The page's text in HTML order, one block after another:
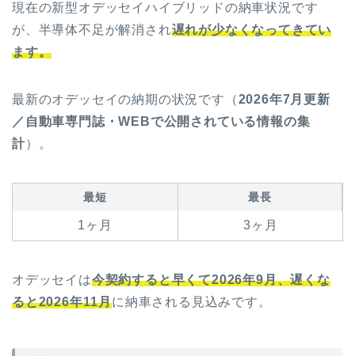
現在の新型オデッセイハイブリッドの納車状況です
が、半導体不足が解消され遅れが少なくなってきてい
ます。
最新のオデッセイの納期の状況です（2026年7月更新
／自動車専門誌・WEBで公開されている情報の集
計）。
最短 最長
1ヶ月 3ヶ月
オデッセイは今契約すると早くて2026年9月、遅くな
ると2026年11月に納車される見込みです。